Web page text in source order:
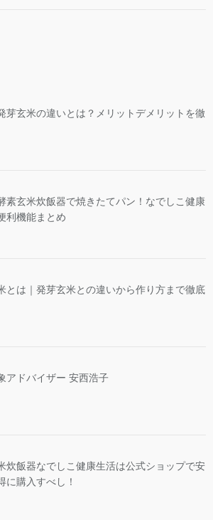
芽玄米の違いとは？メリットデメリットを徹
素玄米炊飯器で焼きたてパン！なでしこ健康
利機能まとめ
とは｜発芽玄米との違いから作り方まで徹底
アドバイザー 安西浩子
炊飯器なでしこ健康生活は公式ショップで安
に購入すべし！